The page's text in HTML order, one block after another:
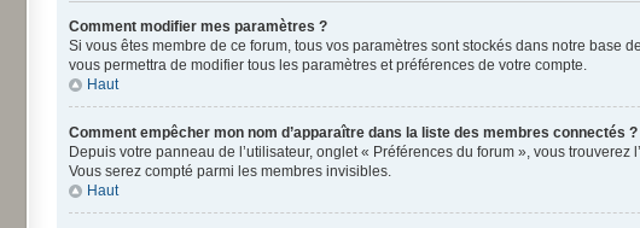
Comment modifier mes paramètres ?
Si vous êtes membre de ce forum, tous vos paramètres sont stockés dans notre base
vous permettra de modifier tous les paramètres et préférences de votre compte.
Haut
Comment empêcher mon nom d’apparaître dans la liste des membres connectés ?
Depuis votre panneau de l’utilisateur, onglet « Préférences du forum », vous trouverez
Vous serez compté parmi les membres invisibles.
Haut